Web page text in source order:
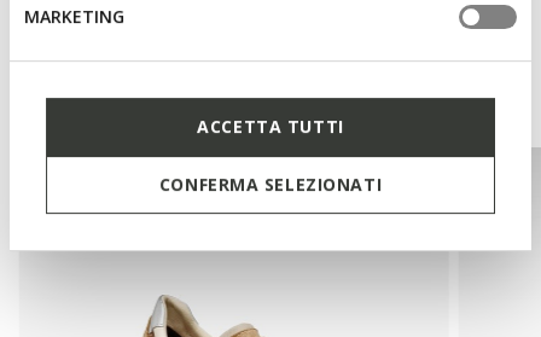
MARKETING
ACCETTA TUTTI
CONFERMA SELEZIONATI
You may also like